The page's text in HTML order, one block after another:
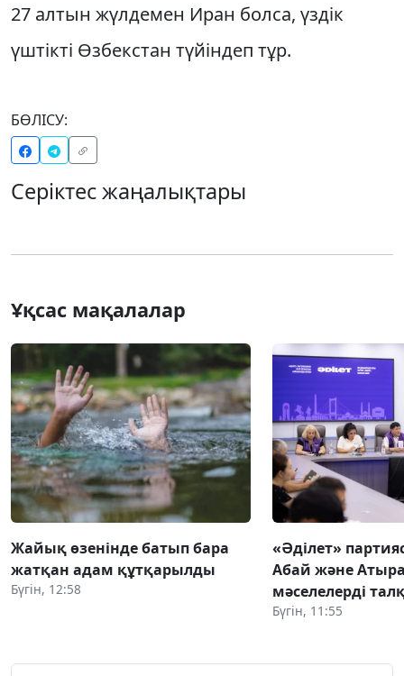
27 алтын жүлдемен Иран болса, үздік
үштікті Өзбекстан түйіндеп тұр.
БӨЛІСУ:
Серіктес жаңалықтары
Ұқсас мақалалар
Жайық өзенінде батып бара
жатқан адам құтқарылды
Бүгін, 12:58
«Әділет»
Абай және
мәселелерді
Бүгін, 11:55